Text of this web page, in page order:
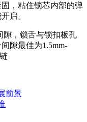
，粘住锁芯内部的弹
启。
隙，锁舌与锁扣板孔
隙最佳为1.5mm-
前景